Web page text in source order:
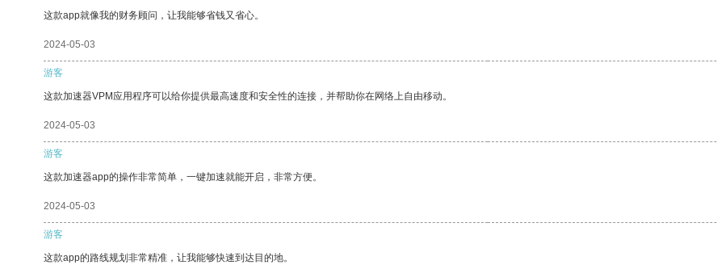
这款app就像我的财务顾问，让我能够省钱又省心。
2024-05-03
游客
这款加速器VPM应用程序可以给你提供最高速度和安全性的连接，并帮助你在网络上自由移动。
2024-05-03
游客
这款加速器app的操作非常简单，一键加速就能开启，非常方便。
2024-05-03
游客
这款app的路线规划非常精准，让我能够快速到达目的地。